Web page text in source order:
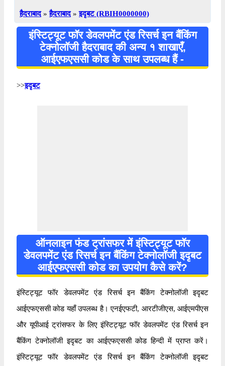
हैदराबाद » हैदराबाद » इदृबट (RBIH0000000)
इंस्टिट्यूट फॉर डेवलपमेंट एंड रिसर्च इन बैंकिंग
टेक्नोलॉजी हैदराबाद की अन्य १ शाखाएँ,
आईएफएससी कोड के साथ उपलब्ध हैं -
>>इदृबट
ऑनलाइन फंड ट्रांसफर में इंस्टिट्यूट फॉर
डेवलपमेंट एंड रिसर्च इन बैंकिंग टेक्नोलॉजी इदृबट
आईएफएससी कोड का उपयोग कैसे करें?
इंस्टिट्यूट फॉर डेवलपमेंट एंड रिसर्च इन बैंकिंग टेक्नोलॉजी इदृबट
आईएफएससी कोड यहाँ उपलब्ध है। एनईएफटी, आरटीजीएस, आईएमपीएस
और यूपीआई ट्रांसफर के लिए इंस्टिट्यूट फॉर डेवलपमेंट एंड रिसर्च इन
बैंकिंग टेक्नोलॉजी इदृबट का आईएफएससी कोड हिन्दी में प्राप्त करें।
इंस्टिट्यूट फॉर डेवलपमेंट एंड रिसर्च इन बैंकिंग टेक्नोलॉजी इदृबट